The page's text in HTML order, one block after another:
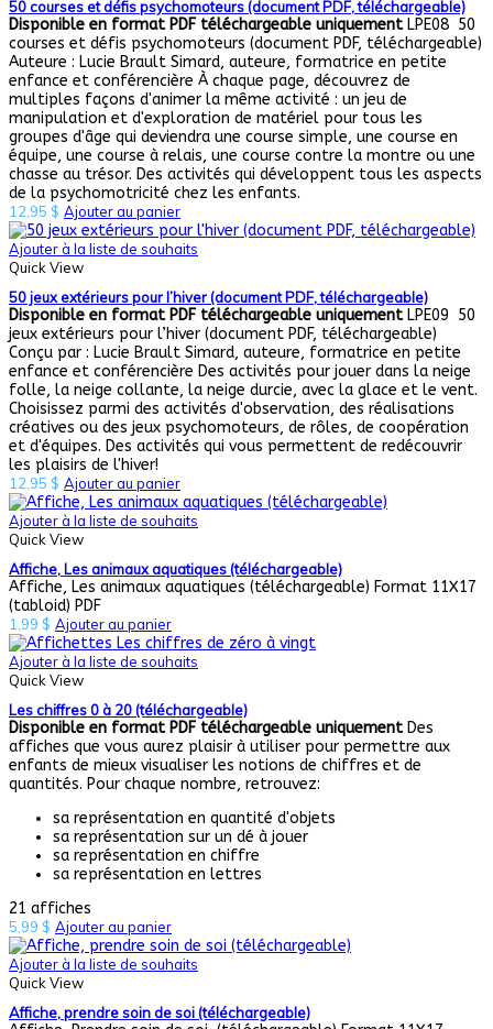
50 courses et défis psychomoteurs (document PDF, téléchargeable)
Disponible en format PDF téléchargeable uniquementLPE08 50
courses et défis psychomoteurs (document PDF, téléchargeable)
Auteure : Lucie Brault Simard, auteure, formatrice en petite
enfance et conférencière À chaque page, découvrez de
multiples façons d'animer la même activité : un jeu de
manipulation et d'exploration de matériel pour tous les
groupes d'âge qui deviendra une course simple, une course en
équipe, une course à relais, une course contre la montre ou une
chasse au trésor. Des activités qui développent tous les aspects
de la psychomotricité chez les enfants.
12,95 $ Ajouter au panier
Ajouter à la liste de souhaits
Quick View
50 jeux extérieurs pour l’hiver (document PDF, téléchargeable)
Disponible en format PDF téléchargeable uniquementLPE09 50
jeux extérieurs pour l’hiver (document PDF, téléchargeable)
Conçu par : Lucie Brault Simard, auteure, formatrice en petite
enfance et conférencière Des activités pour jouer dans la neige
folle, la neige collante, la neige durcie, avec la glace et le vent.
Choisissez parmi des activités d'observation, des réalisations
créatives ou des jeux psychomoteurs, de rôles, de coopération
et d'équipes. Des activités qui vous permettent de redécouvrir
les plaisirs de l'hiver!
12,95 $ Ajouter au panier
Ajouter à la liste de souhaits
Quick View
Affiche, Les animaux aquatiques (téléchargeable)
Affiche, Les animaux aquatiques (téléchargeable) Format 11X17
(tabloid) PDF
1,99 $ Ajouter au panier
Ajouter à la liste de souhaits
Quick View
Les chiffres 0 à 20 (téléchargeable)
Disponible en format PDF téléchargeable uniquementDes
affiches que vous aurez plaisir à utiliser pour permettre aux
enfants de mieux visualiser les notions de chiffres et de
quantités. Pour chaque nombre, retrouvez:
sa représentation en quantité d'objets
sa représentation sur un dé à jouer
sa représentation en chiffre
sa représentation en lettres
21 affiches
5,99 $ Ajouter au panier
Ajouter à la liste de souhaits
Quick View
Affiche, prendre soin de soi (téléchargeable)